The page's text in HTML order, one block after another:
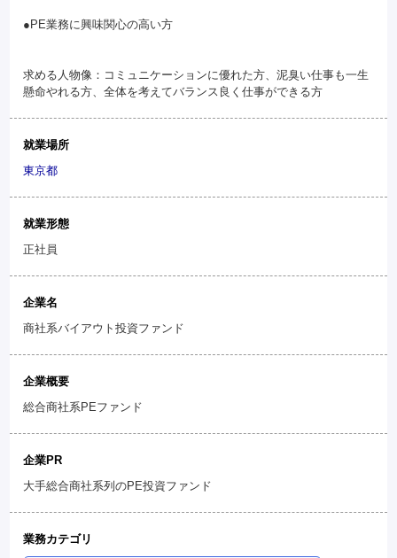
●PE業務に興味関心の高い方
求める人物像：コミュニケーションに優れた方、泥臭い仕事も一生
懸命やれる方、全体を考えてバランス良く仕事ができる方
就業場所
東京都
就業形態
正社員
企業名
商社系バイアウト投資ファンド
企業概要
総合商社系PEファンド
企業PR
大手総合商社系列のPE投資ファンド
業務カテゴリ